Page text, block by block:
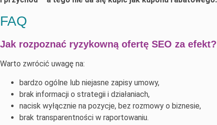
FAQ
Jak rozpoznać ryzykowną ofertę SEO za efekt?
Warto zwrócić uwagę na:
bardzo ogólne lub niejasne zapisy umowy,
brak informacji o strategii i działaniach,
nacisk wyłącznie na pozycje, bez rozmowy o biznesie,
brak transparentności w raportowaniu.